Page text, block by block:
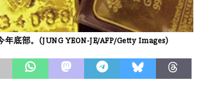
底部。(JUNG YEON-JE/AFP/Getty Images)